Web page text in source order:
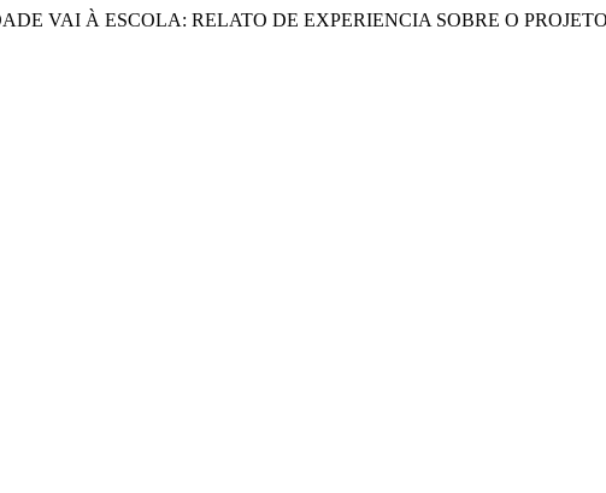
VAI À ESCOLA: RELATO DE EXPERIENCIA SOBRE O